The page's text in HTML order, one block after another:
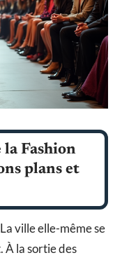
Fashion
plans et
ville elle-même se
À la sortie des